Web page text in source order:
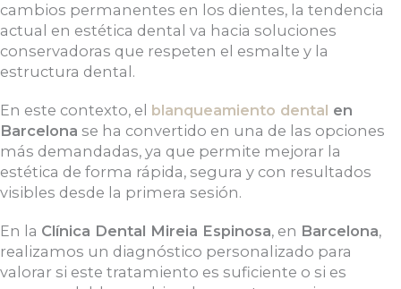
cambios permanentes en los dientes, la tendencia
actual en estética dental va hacia soluciones
conservadoras que respeten el esmalte y la
estructura dental.
En este contexto, el blanqueamiento dental en
Barcelona se ha convertido en una de las opciones
más demandadas, ya que permite mejorar la
estética de forma rápida, segura y con resultados
visibles desde la primera sesión.
En la Clínica Dental Mireia Espinosa, en Barcelona,
realizamos un diagnóstico personalizado para
valorar si este tratamiento es suficiente o si es